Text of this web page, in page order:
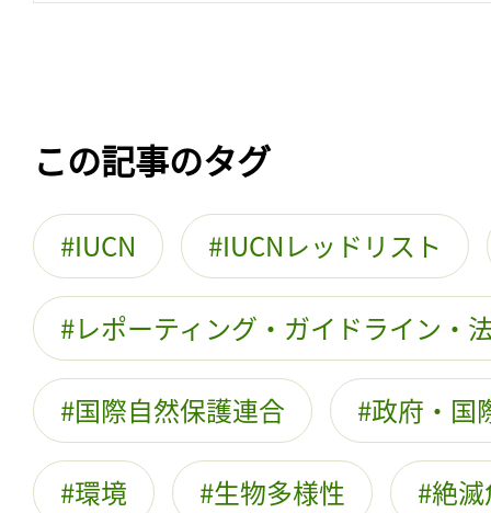
この記事のタグ
IUCN IUCNレッドリスト
レポーティング・ガイドライン・
国際自然保護連合 政府・国
環境 生物多様性 絶